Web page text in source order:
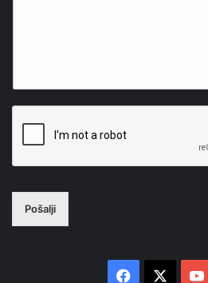
Pošalji
Facebook